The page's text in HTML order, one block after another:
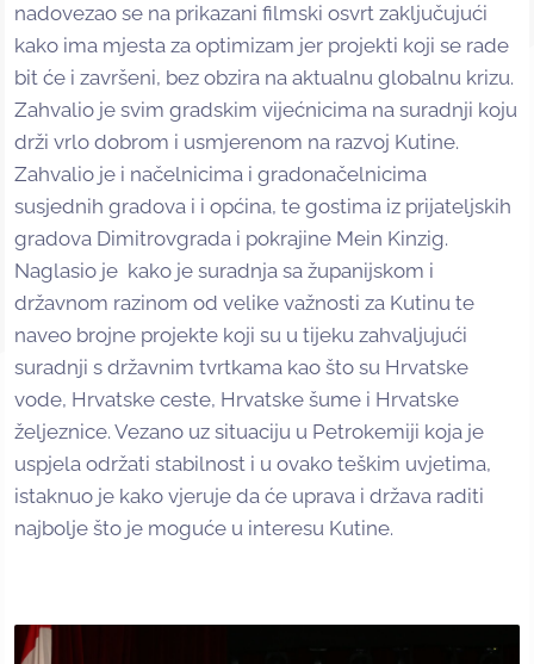
nadovezao se na prikazani filmski osvrt zaključujući
kako ima mjesta za optimizam jer projekti koji se rade
bit će i završeni, bez obzira na aktualnu globalnu krizu.
Zahvalio je svim gradskim vijećnicima na suradnji koju
drži vrlo dobrom i usmjerenom na razvoj Kutine.
Zahvalio je i načelnicima i gradonačelnicima
susjednih gradova i i općina, te gostima iz prijateljskih
gradova Dimitrovgrada i pokrajine Mein Kinzig.
Naglasio je kako je suradnja sa županijskom i
državnom razinom od velike važnosti za Kutinu te
naveo brojne projekte koji su u tijeku zahvaljujući
suradnji s državnim tvrtkama kao što su Hrvatske
vode, Hrvatske ceste, Hrvatske šume i Hrvatske
željeznice. Vezano uz situaciju u Petrokemiji koja je
uspjela održati stabilnost i u ovako teškim uvjetima,
istaknuo je kako vjeruje da će uprava i država raditi
najbolje što je moguće u interesu Kutine.